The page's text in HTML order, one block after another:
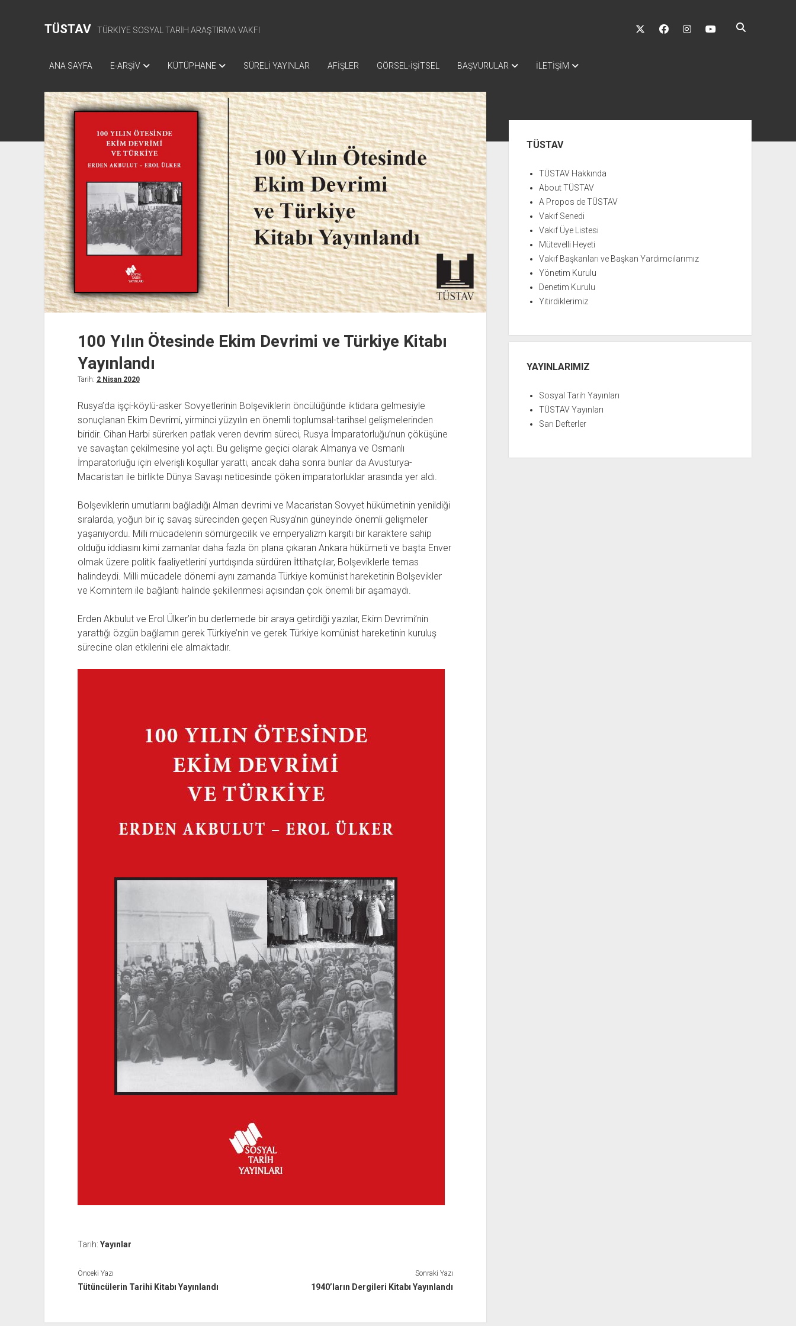
TÜSTAV TÜRKİYE SOSYAL TARİH ARAŞTIRMA VAKFI
twitter facebookinstagramyoutube
ANA SAYFA E-ARŞİV KÜTÜPHANE SÜRELİ YAYINLAR AFİŞLER GÖRSEL-İŞİTSEL BAŞVURULAR İLETİŞİM
100 Yılın Ötesinde Ekim Devrimi ve Türkiye Kitabı
Yayınlandı
Tarih: 2 Nisan 2020
Rusya’da işçi-köylü-asker Sovyetlerinin Bolşeviklerin öncülüğünde iktidara gelmesiyle
sonuçlanan Ekim Devrimi, yirminci yüzyılın en önemli toplumsal-tarihsel gelişmelerinden
biridir. Cihan Harbi sürerken patlak veren devrim süreci, Rusya İmparatorluğu’nun çöküşüne
ve savaştan çekilmesine yol açtı. Bu gelişme geçici olarak Almanya ve Osmanlı
İmparatorluğu için elverişli koşullar yarattı, ancak daha sonra bunlar da Avusturya-
Macaristan ile birlikte Dünya Savaşı neticesinde çöken imparatorluklar arasında yer aldı.
Bolşeviklerin umutlarını bağladığı Alman devrimi ve Macaristan Sovyet hükümetinin yenildiği
sıralarda, yoğun bir iç savaş sürecinden geçen Rusya’nın güneyinde önemli gelişmeler
yaşanıyordu. Milli mücadelenin sömürgecilik ve emperyalizm karşıtı bir karaktere sahip
olduğu iddiasını kimi zamanlar daha fazla ön plana çıkaran Ankara hükümeti ve başta Enver
olmak üzere politik faaliyetlerini yurtdışında sürdüren İttihatçılar, Bolşeviklerle temas
halindeydi. Milli mücadele dönemi aynı zamanda Türkiye komünist hareketinin Bolşevikler
ve Komintern ile bağlantı halinde şekillenmesi açısından çok önemli bir aşamaydı.
Erden Akbulut ve Erol Ülker’in bu derlemede bir araya getirdiği yazılar, Ekim Devrimi’nin
yarattığı özgün bağlamın gerek Türkiye’nin ve gerek Türkiye komünist hareketinin kuruluş
sürecine olan etkilerini ele almaktadır.
Tarih: Yayınlar
Önceki Yazı
Tütüncülerin Tarihi Kitabı Yayınlandı
Sonraki Yazı
1940’ların Dergileri Kitabı Yayınlandı
MenüTÜSTAV
TÜSTAV Hakkında
About TÜSTAV
A Propos de TÜSTAV
Vakıf Senedi
Vakıf Üye Listesi
Mütevelli Heyeti
Vakıf Başkanları ve Başkan Yardımcılarımız
Yönetim Kurulu
Denetim Kurulu
Yitirdiklerimiz
YAYINLARIMIZ
Sosyal Tarih Yayınları
TÜSTAV Yayınları
Sarı Defterler